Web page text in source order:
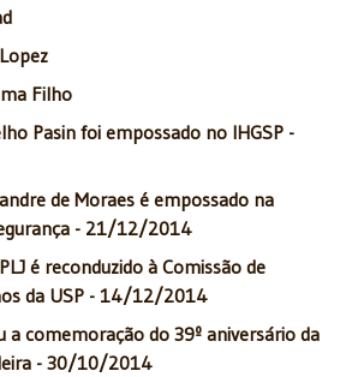
Filho
Pasin foi empossado no IHGSP -
de Moraes é empossado na
- 21/12/2014
é reconduzido à Comissão de
da USP - 14/12/2014
a comemoração do 39º aniversário da
- 30/10/2014